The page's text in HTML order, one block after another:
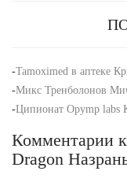
-Tamoximed в аптеке
-Микс Тренболонов
-Ципионат Opymp labs
Комментарии
Dragon